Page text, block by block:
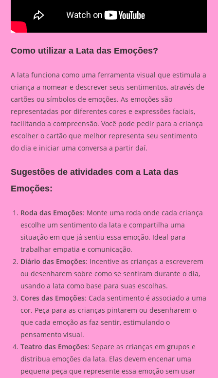
Como utilizar a Lata das Emoções?
A lata funciona como uma ferramenta visual que estimula a
criança a nomear e descrever seus sentimentos, através de
cartões ou símbolos de emoções. As emoções são
representadas por diferentes cores e expressões faciais,
facilitando a compreensão. Você pode pedir para a criança
escolher o cartão que melhor representa seu sentimento
do dia e iniciar uma conversa a partir daí.
Sugestões de atividades com a Lata das
Emoções:
Roda das Emoções: Monte uma roda onde cada criança
escolhe um sentimento da lata e compartilha uma
situação em que já sentiu essa emoção. Ideal para
trabalhar empatia e comunicação.
Diário das Emoções: Incentive as crianças a escreverem
ou desenharem sobre como se sentiram durante o dia,
usando a lata como base para suas escolhas.
Cores das Emoções: Cada sentimento é associado a uma
cor. Peça para as crianças pintarem ou desenharem o
que cada emoção as faz sentir, estimulando o
pensamento visual.
Teatro das Emoções: Separe as crianças em grupos e
distribua emoções da lata. Elas devem encenar uma
pequena peça que represente essa emoção sem usar